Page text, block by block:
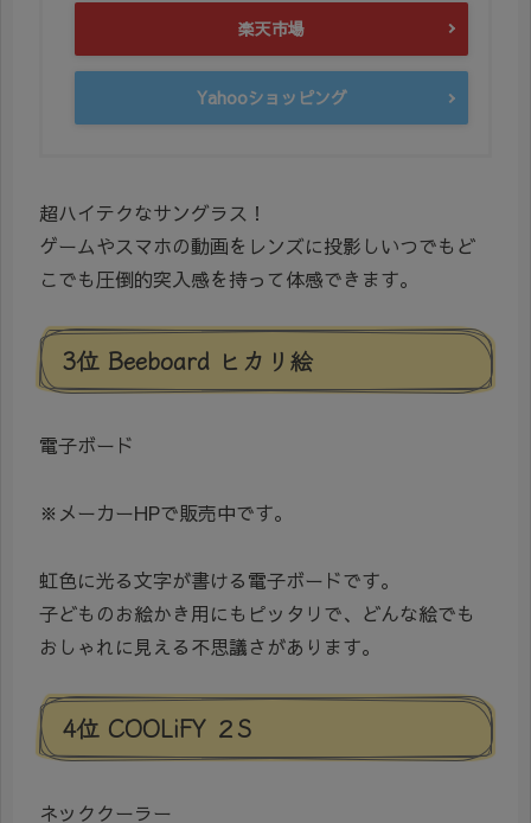
楽天市場
Yahooショッピング
超ハイテクなサングラス！
ゲームやスマホの動画をレンズに投影しいつでもど
こでも圧倒的突入感を持って体感できます。
3位 Beeboard ヒカリ絵
電子ボード
※メーカーHPで販売中です。
虹色に光る文字が書ける電子ボードです。
子どものお絵かき用にもピッタリで、どんな絵でも
おしゃれに見える不思議さがあります。
4位 COOLiFY ２S
ネッククーラー